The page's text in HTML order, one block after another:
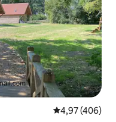
4,97 de uma
4,97 (406)